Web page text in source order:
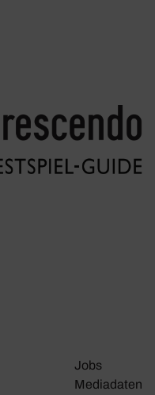
Jobs
Media­daten